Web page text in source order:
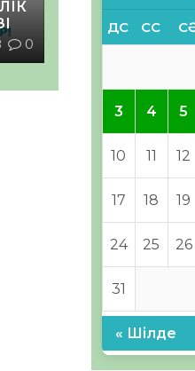
0
ДС СС СӘ
3 4 5
10 11 12
17 18 19
24 25 26
31
« Шілде